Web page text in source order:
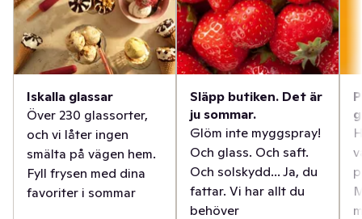
Iskalla glassar
Över 230 glassorter,
och vi låter ingen
smälta på vägen hem.
Fyll frysen med dina
favoriter i sommar
Släpp butiken. Det är
ju sommar.
Glöm inte myggspray!
Och glass. Och saft.
Och solskydd... Ja, du
fattar. Vi har allt du
behöver